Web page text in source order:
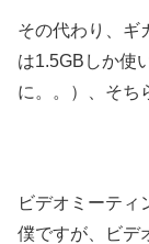
その代わり、ギ
は1.5GBしか使
に。。）、そち
ビデオミーティ
僕ですが、ビデ